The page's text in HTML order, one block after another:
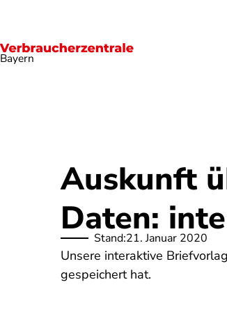
BayernDigitales Lebensmittel
Auskunft
Daten:
Stand:21. Januar 2020
Unsere interaktive
gespeichert hat.